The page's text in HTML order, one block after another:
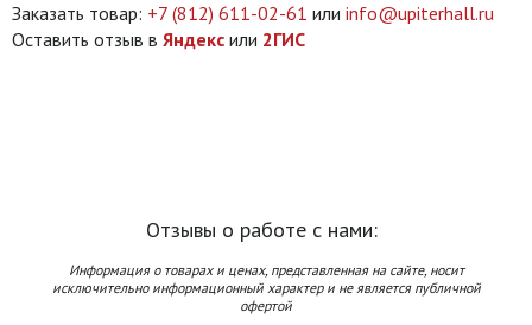
Заказать товар: +7 (812) 611-02-61 или info@upiterhall.ru
Оставить отзыв в Яндекс или 2ГИС
Отзывы о работе с нами:
Информация о товарах и ценах, представленная на сайте, носит
исключительно информационный характер и не является публичной
офертой